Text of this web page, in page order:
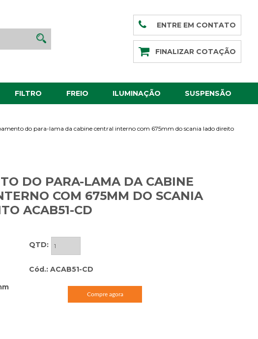
ENTRE EM CONTATO
FINALIZAR COTAÇÃO
FILTRO FREIO ILUMINAÇÃO SUSPENSÃO
do para-lama da cabine central interno com 675mm do scania lado direito
DO PARA-LAMA DA CABINE
COM 675MM DO SCANIA
ACAB51-CD
QTD:
Cód.: ACAB51-CD
Compre agora